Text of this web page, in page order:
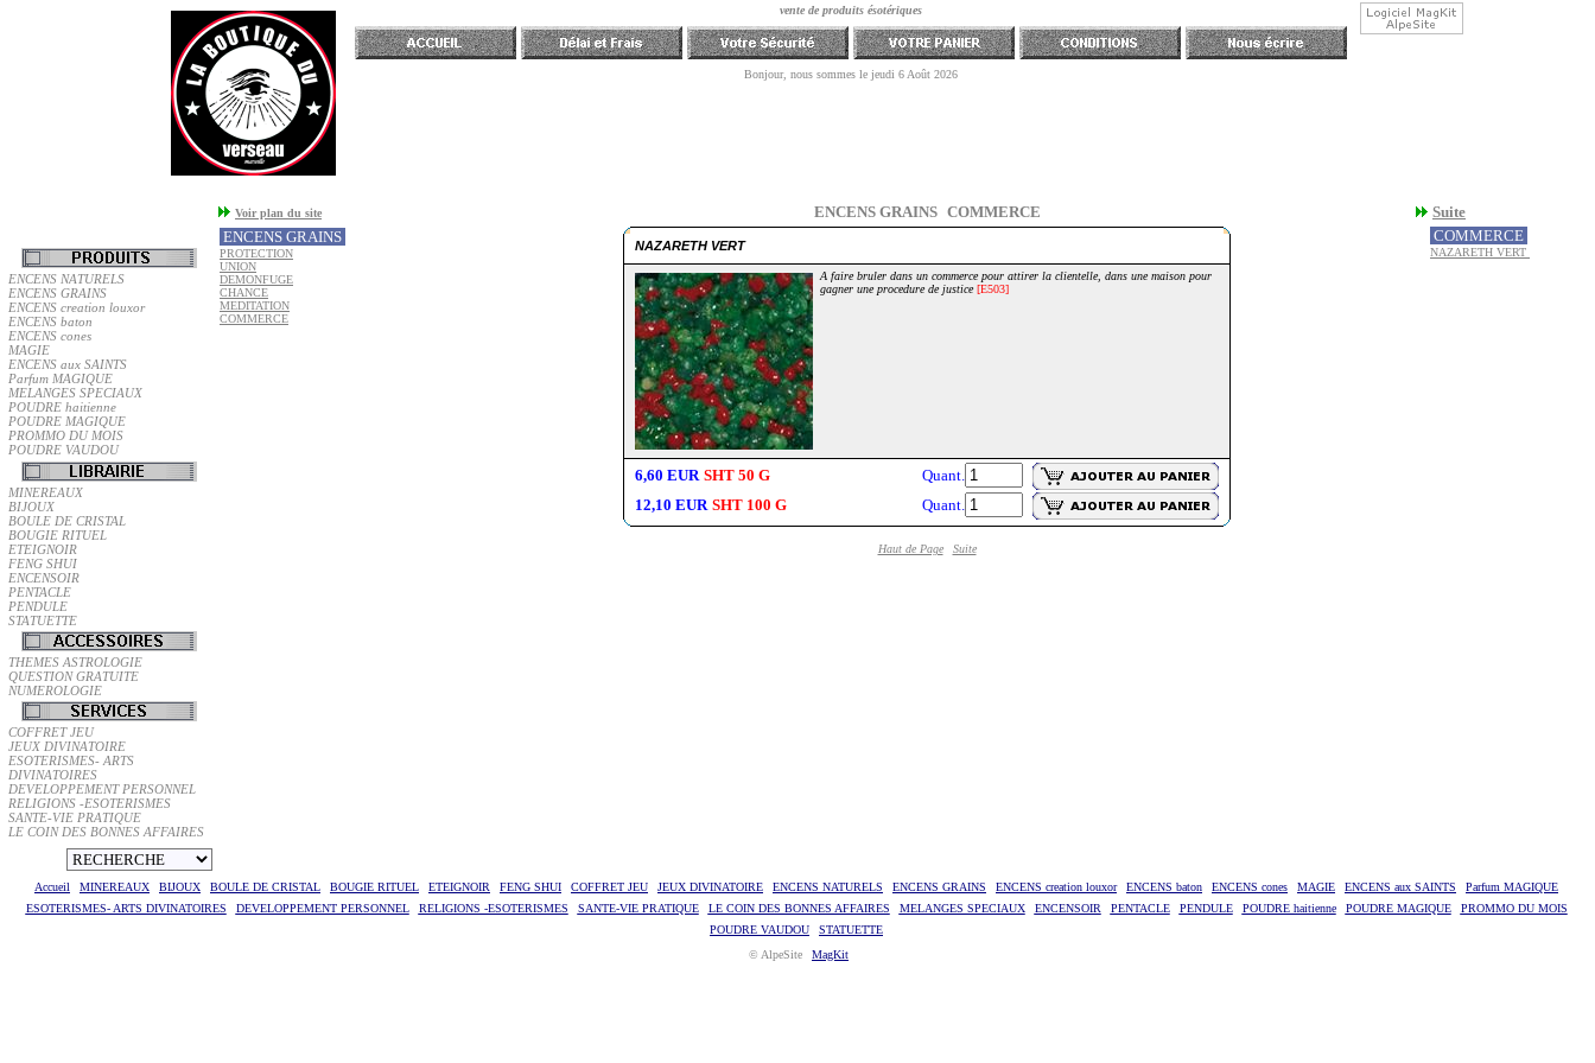
ENCENS NATURELS
ENCENS GRAINS
ENCENS creation louxor
ENCENS baton
ENCENS cones
MAGIE
ENCENS aux SAINTS
Parfum MAGIQUE
MELANGES SPECIAUX
POUDRE haitienne
POUDRE MAGIQUE
PROMMO DU MOIS
POUDRE VAUDOU
MINEREAUX
BIJOUX
BOULE DE CRISTAL
BOUGIE RITUEL
ETEIGNOIR
FENG SHUI
ENCENSOIR
PENTACLE
PENDULE
STATUETTE
THEMES ASTROLOGIE
QUESTION GRATUITE
NUMEROLOGIE
COFFRET JEU
JEUX DIVINATOIRE
ESOTERISMES- ARTS
DIVINATOIRES
DEVELOPPEMENT PERSONNEL
RELIGIONS -ESOTERISMES
SANTE-VIE PRATIQUE
LE COIN DES BONNES AFFAIRES
Voir plan du site ENCENS GRAINS COMMERCE
Suite
ENCENS GRAINS
PROTECTION
UNION
DEMONFUGE
CHANCE
MEDITATION
COMMERCE
NAZARETH VERT
A faire bruler dans un commerce pour attirer la clientelle, dans une maison pour
gagner une procedure de justice[E503]
6,60 EUR SHT 50 G
Quant.
12,10 EUR SHT 100 G Quant.
COMMERCE
NAZARETH VERT
Haut de Page Suite
Accueil MINEREAUX BIJOUX BOULE DE CRISTAL BOUGIE RITUEL ETEIGNOIR FENG SHUI COFFRET JEU JEUX DIVINATOIRE ENCENS NATURELS ENCENS GRAINS ENCENS creation louxor ENCENS baton ENCENS cones MAGIE ENCENS aux SAINTS
Parfum MAGIQUE
ESOTERISMES- ARTS DIVINATOIRES
DEVELOPPEMENT PERSONNEL RELIGIONS -ESOTERISMES SANTE-VIE PRATIQUE LE COIN DES BONNES AFFAIRES MELANGES SPECIAUX ENCENSOIR PENTACLE PENDULE POUDRE haitienne POUDRE MAGIQUE
PROMMO DU MOIS
POUDRE VAUDOU
STATUETTE
© AlpeSite
MagKit